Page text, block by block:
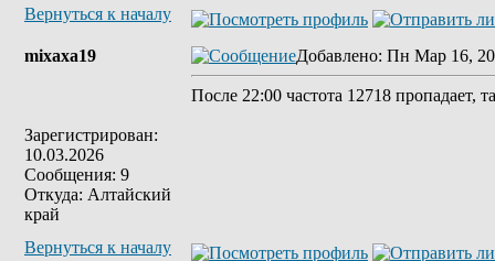
Вернуться к началу
mixaxa19
Зарегистрирован:
10.03.2026
Сообщения: 9
Откуда: Алтайский
край
Добавлено: Пн Мар 16,
После 22:00 частота 12718 пропадает,
Вернуться к началу